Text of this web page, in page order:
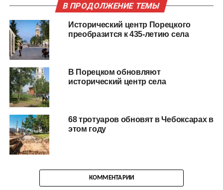
В ПРОДОЛЖЕНИЕ ТЕМЫ
Исторический центр Порецкого
преобразится к 435-летию села
В Порецком обновляют
исторический центр села
68 тротуаров обновят в Чебоксарах в
этом году
КОММЕНТАРИИ